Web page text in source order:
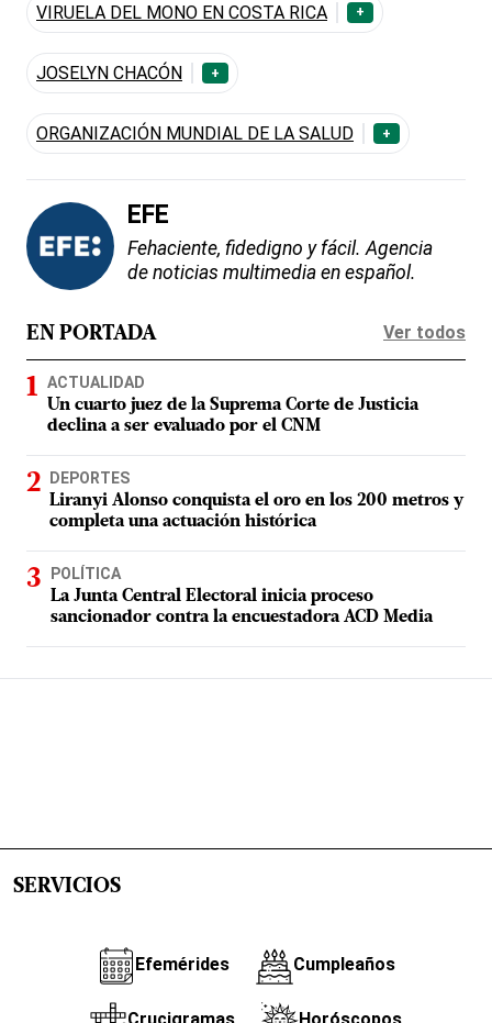
VIRUELA DEL MONO EN COSTA RICA +
JOSELYN CHACÓN +
ORGANIZACIÓN MUNDIAL DE LA SALUD +
EFE
Fehaciente, fidedigno y fácil. Agencia
de noticias multimedia en español.
EN PORTADA Ver todos
ACTUALIDAD
Un cuarto juez de la Suprema Corte de Justicia
declina a ser evaluado por el CNM
DEPORTES
Liranyi Alonso conquista el oro en los 200 metros y
completa una actuación histórica
POLÍTICA
La Junta Central Electoral inicia proceso
sancionador contra la encuestadora ACD Media
SERVICIOS
Efemérides Cumpleaños